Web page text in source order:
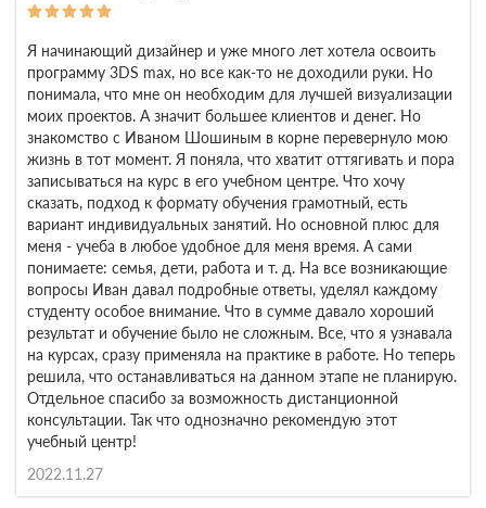
Я начинающий дизайнер и уже много лет хотела освоить
программу 3DS max, но все как-то не доходили руки. Но
понимала, что мне он необходим для лучшей визуализации
моих проектов. А значит большее клиентов и денег. Но
знакомство с Иваном Шошиным в корне перевернуло мою
жизнь в тот момент. Я поняла, что хватит оттягивать и пора
записываться на курс в его учебном центре. Что хочу
сказать, подход к формату обучения грамотный, есть
вариант индивидуальных занятий. Но основной плюс для
меня - учеба в любое удобное для меня время. А сами
понимаете: семья, дети, работа и т. д. На все возникающие
вопросы Иван давал подробные ответы, уделял каждому
студенту особое внимание. Что в сумме давало хороший
результат и обучение было не сложным. Все, что я узнавала
на курсах, сразу применяла на практике в работе. Но теперь
решила, что останавливаться на данном этапе не планирую.
Отдельное спасибо за возможность дистанционной
консультации. Так что однозначно рекомендую этот
учебный центр!
2022.11.27